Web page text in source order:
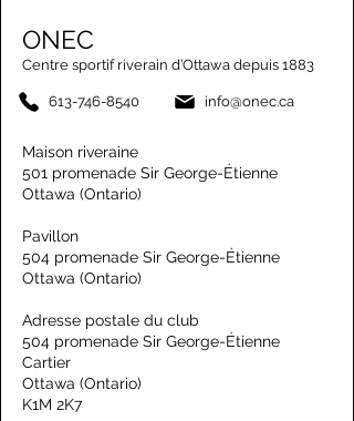
ONEC
Centre sportif riverain d’Ottawa depuis 1883
613-746-8540 info@onec.ca
Maison riveraine
501 promenade Sir George-Étienne
Ottawa (Ontario)
Pavillon
504 promenade Sir George-Étienne
Ottawa (Ontario)
Adresse postale du club
504 promenade Sir George-Étienne
Cartier
Ottawa (Ontario)
K1M 2K7